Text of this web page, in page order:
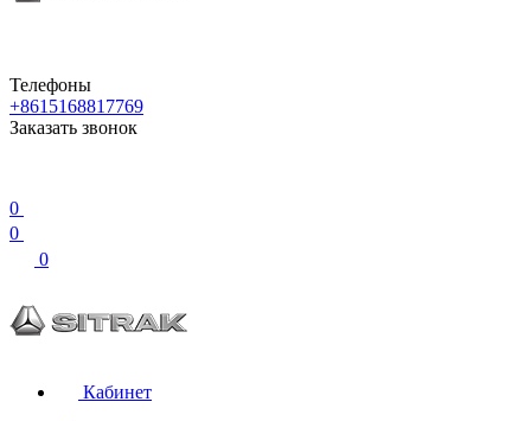
Телефоны
+8615168817769
Заказать звонок
0
0
0
Кабинет